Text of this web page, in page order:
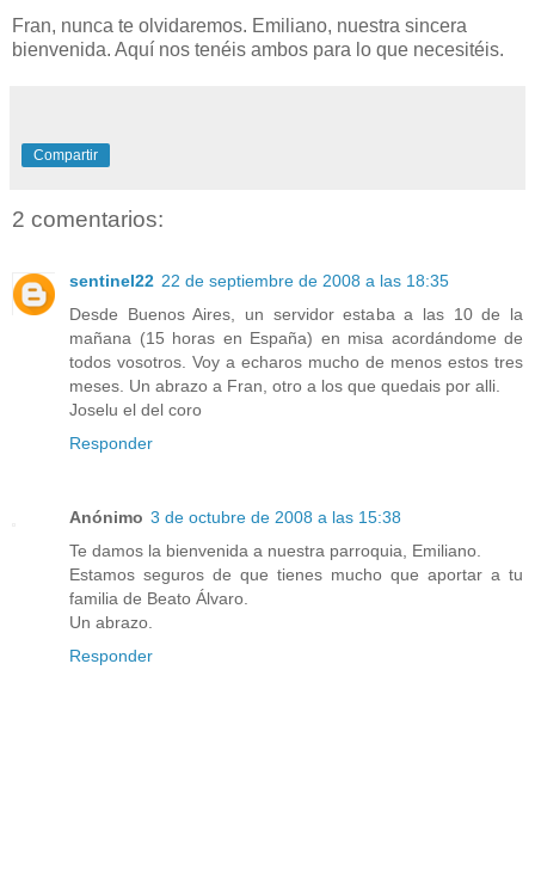
Fran, nunca te olvidaremos. Emiliano, nuestra sincera
bienvenida. Aquí nos tenéis ambos para lo que necesitéis.
Compartir
2 comentarios:
sentinel22 22 de septiembre de 2008 a las 18:35
Desde Buenos Aires, un servidor estaba a las 10 de la
mañana (15 horas en España) en misa acordándome de
todos vosotros. Voy a echaros mucho de menos estos tres
meses. Un abrazo a Fran, otro a los que quedais por alli.
Joselu el del coro
Responder
Anónimo 3 de octubre de 2008 a las 15:38
Te damos la bienvenida a nuestra parroquia, Emiliano.
Estamos seguros de que tienes mucho que aportar a tu
familia de Beato Álvaro.
Un abrazo.
Responder